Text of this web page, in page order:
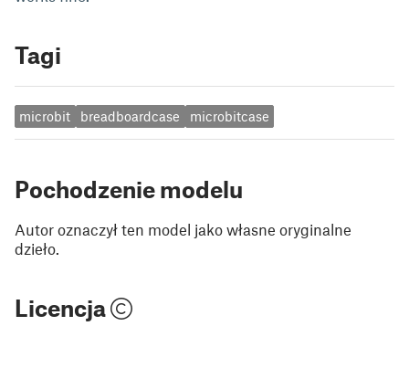
Tagi
microbit breadboardcase microbitcase
Pochodzenie modelu
Autor oznaczył ten model jako własne oryginalne
dzieło.
Licencja